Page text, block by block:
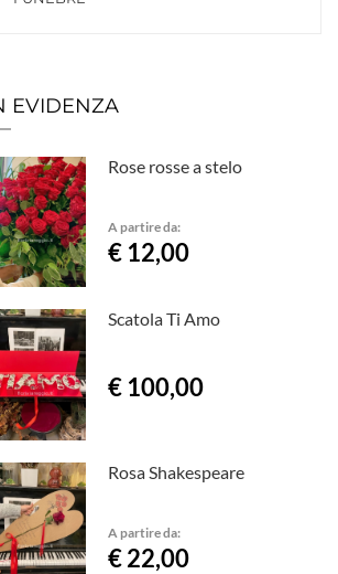
EVIDENZA
Rose rosse a stelo
A partire da:
€ 12,00
Scatola Ti Amo
€ 100,00
Rosa Shakespeare
A partire da:
€ 22,00